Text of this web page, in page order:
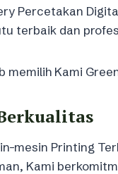
Percetakan
terbaik dan
memilih Kami
mesin Printing
Kami